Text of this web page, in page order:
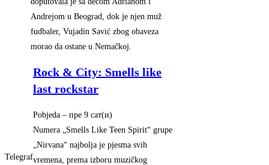
Andrejom u Beograd, dok je njen muž
fudbaler, Vujadin Savić zbog obaveza
morao da ostane u Nemačkoj.
Telegraf
Rock & City: Smells like
last rockstar
Pobjeda – ‎пре 9 сат(и)‎
Numera „Smells Like Teen Spirit“ grupe
„Nirvana“ najbolja je pjesma svih
vremena, prema izboru muzičkog